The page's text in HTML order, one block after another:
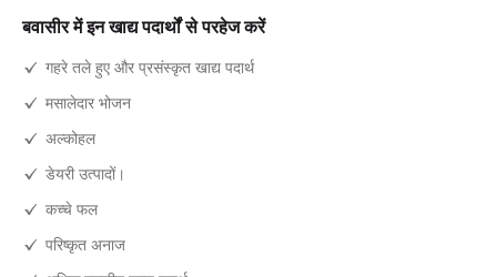
बवासीर में इन खाद्य पदार्थों से परहेज करें
गहरे तले हुए और प्रसंस्कृत खाद्य पदार्थ
मसालेदार भोजन
अल्कोहल
डेयरी उत्पादों।
कच्चे फल
परिष्कृत अनाज